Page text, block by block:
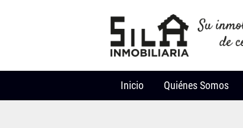
Inicio Quiénes Somos